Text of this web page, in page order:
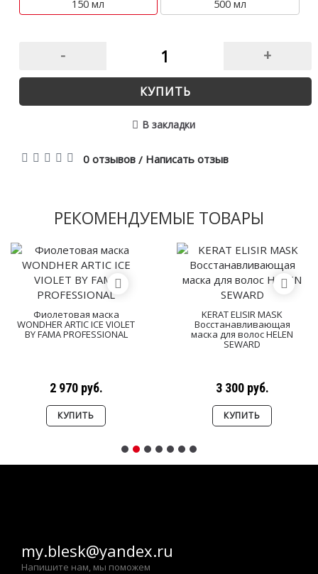
150 мл
500 мл
- +
КУПИТЬ
В закладки
0 отзывов/ Написать отзыв
РЕКОМЕНДУЕМЫЕ ТОВАРЫ
Фиолетовая маска
WONDHER ARTIC ICE VIOLET
BY FAMA PROFESSIONAL
2 970 руб.
КУПИТЬ
KERAT ELISIR MASK
Восстанавливающая
маска для волос HELEN
SEWARD
3 300 руб.
КУПИТЬ
my.blesk@yandex.ru
Напишите нам, мы поможем